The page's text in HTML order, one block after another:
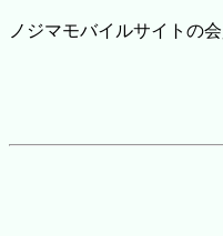
ノジマモバイルサイトの